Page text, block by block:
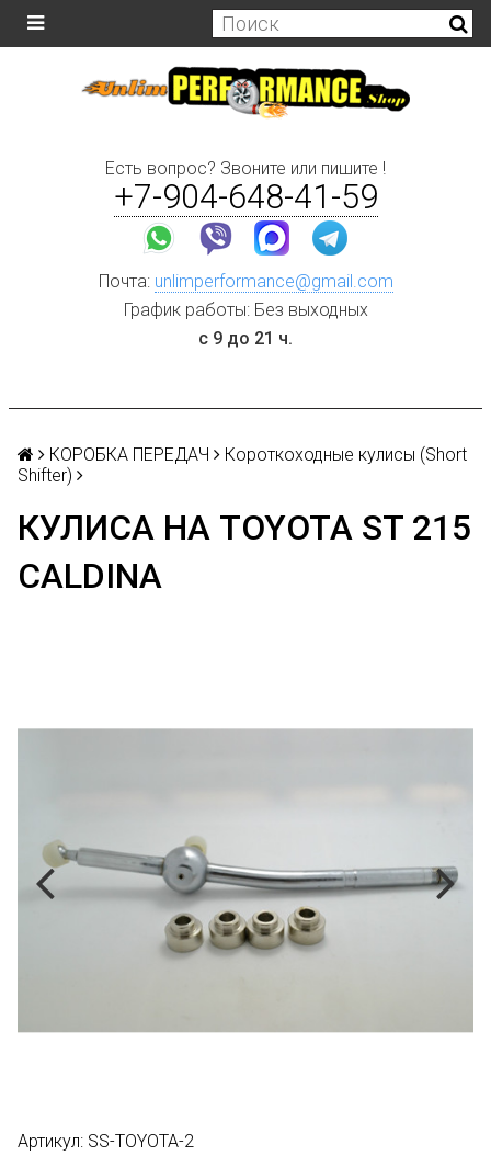
Есть вопрос? Звоните или пишите !
+7-904-648-41-59
Почта: unlimperformance@gmail.com
График работы: Без выходных
с 9 до 21 ч.
КОРОБКА ПЕРЕДАЧ
Короткоходные кулисы (Short
Shifter)
КУЛИСА НА TOYOTA ST 215
CALDINA
Артикул: SS-TOYOTA-2